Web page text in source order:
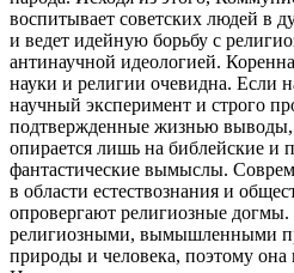
воспитывает советских людей в
и ведет идейную борьбу с
антинаучной идеологией.
науки и религии очевидна. Если
научный эксперимент и строго
подтвержденные жизнью выводы,
опирается лишь на библейские и
фантастические вымыслы.
в области естествознания и
опровергают религиозные
религиозными, вымышленными
природы и человека, поэтому она